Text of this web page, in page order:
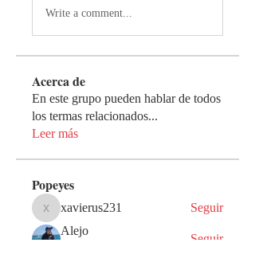
Write a comment...
Acerca de
En este grupo pueden hablar de todos
los termas relacionados...
Leer más
Popeyes
xavierus231
xavierus231
Seguir
Alejo
Seguir